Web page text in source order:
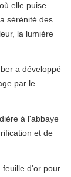
elle puise
sérénité des
la lumière
a développé
par le
à l'abbaye
et de
feuille d'or pour